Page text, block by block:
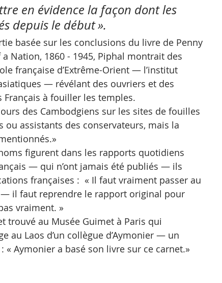
en évidence la façon dont les
depuis le début ».
basée sur les conclusions du livre de Penny
Nation, 1860 - 1945, Piphal montrait des
française d’Extrême-Orient — l’institut
— révélant des ouvriers et des
à fouiller les temples.
des Cambodgiens sur les sites de fouilles
ou assistants des conservateurs, mais la
figurent dans les rapports quotidiens
— qui n’ont jamais été publiés — ils
françaises :  « Il faut vraiment passer au
il faut reprendre le rapport original pour
vraiment. »
trouvé au Musée Guimet à Paris qui
au Laos d’un collègue d’Aymonier — un
Aymonier a basé son livre sur ce carnet.»